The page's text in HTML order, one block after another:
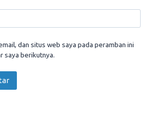
dan situs web saya pada peramban ini
saya berikutnya.